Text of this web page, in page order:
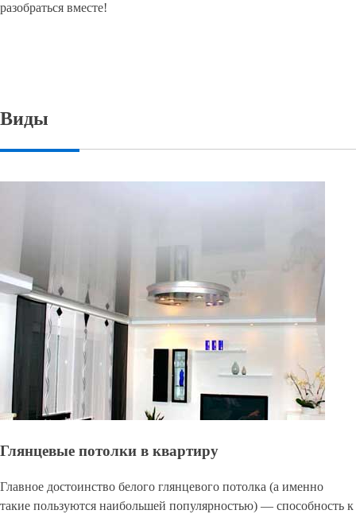
разобраться вместе!
Виды
Глянцевые потолки в квартиру
Главное достоинство белого глянцевого потолка (а именно
такие пользуются наибольшей популярностью) — способность к